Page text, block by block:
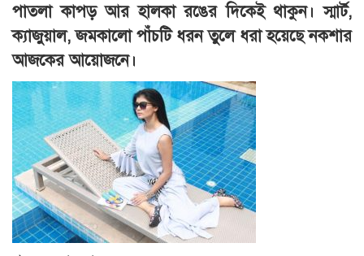
পাতলা কাপড় আর হালকা রঙের দিকেই থাকুন। স্মার্ট,
ক্যাজুয়াল, জমকালো পাঁচটি ধরন তুলে ধরা হয়েছে নকশার
আজকের আয়োজনে।